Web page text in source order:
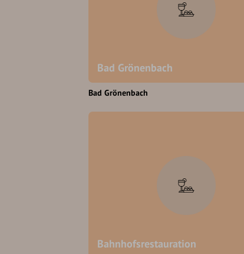
Bad Grönenbach
Bad Grönenbach
Bahnhofsrestauration